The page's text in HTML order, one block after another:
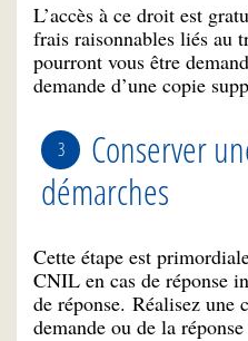
L’accès à ce droit est
frais raisonnables liés au
pourront vous être
demande d’une copie
Conserver
démarches
Cette étape est
CNIL en cas de réponse
de réponse. Réalisez une
demande ou de la réponse